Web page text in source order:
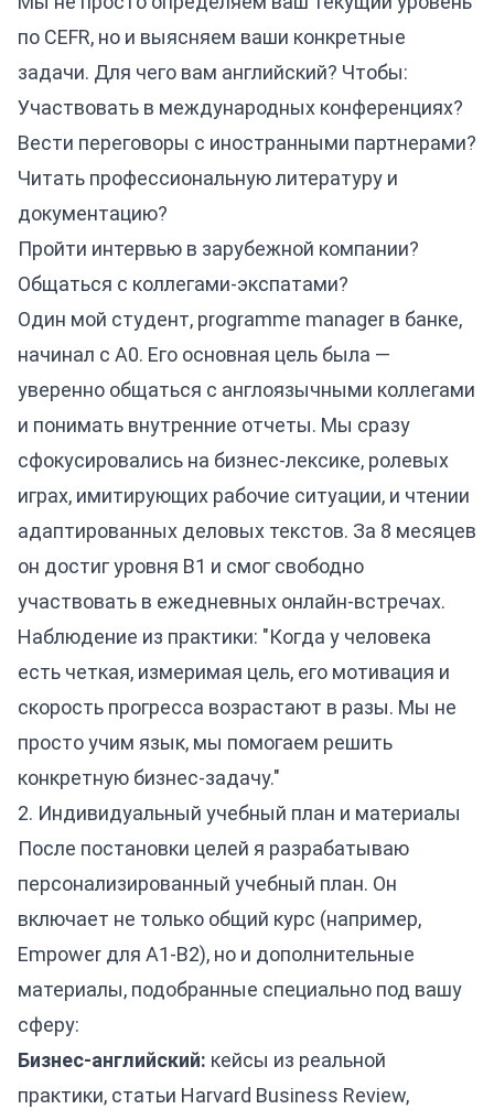
по CEFR, но и выясняем ваши конкретные
задачи. Для чего вам английский? Чтобы:
Участвовать в международных конференциях?
Вести переговоры с иностранными партнерами?
Читать профессиональную литературу и
документацию?
Пройти интервью в зарубежной компании?
Общаться с коллегами-экспатами?
Один мой студент, programme manager в банке,
начинал с A0. Его основная цель была —
уверенно общаться с англоязычными коллегами
и понимать внутренние отчеты. Мы сразу
сфокусировались на бизнес-лексике, ролевых
играх, имитирующих рабочие ситуации, и чтении
адаптированных деловых текстов. За 8 месяцев
он достиг уровня B1 и смог свободно
участвовать в ежедневных онлайн-встречах.
Наблюдение из практики: "Когда у человека
есть четкая, измеримая цель, его мотивация и
скорость прогресса возрастают в разы. Мы не
просто учим язык, мы помогаем решить
конкретную бизнес-задачу."
2. Индивидуальный учебный план и материалы
После постановки целей я разрабатываю
персонализированный учебный план. Он
включает не только общий курс (например,
Empower для А1-В2), но и дополнительные
материалы, подобранные специально под вашу
сферу:
Бизнес-английский: кейсы из реальной
практики, статьи Harvard Business Review,